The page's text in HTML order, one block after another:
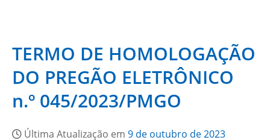
TERMO DE HOMOLOGAÇÃO
DO PREGÃO ELETRÔNICO
n.º 045/2023/PMGO
Última Atualização em 9 de outubro de 2023